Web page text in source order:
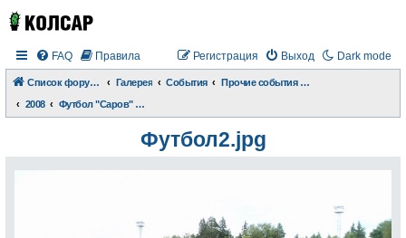
Dark mode
FAQ Правила Выход
Регистрация
Список форумов Галерея События
Прочие события и происшествия
2008
Футбол "Саров" vs "Труд"
Футбол2.jpg